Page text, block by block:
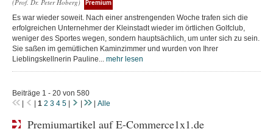
(Prof. Dr. Peter Hoberg) Premium
Es war wieder soweit. Nach einer anstrengenden Woche trafen sich die
erfolgreichen Unternehmer der Kleinstadt wieder im örtlichen Golfclub,
weniger des Sportes wegen, sondern hauptsächlich, um unter sich zu sein.
Sie saßen im gemütlichen Kaminzimmer und wurden von Ihrer
Lieblingskellnerin Pauline... mehr lesen
Beiträge 1 - 20 von 580
1 2 3 4 5 Alle
Premiumartikel auf E-Commerce1x1.de